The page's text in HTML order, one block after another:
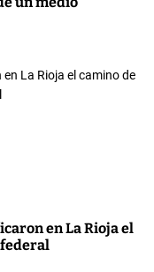
en La Rioja el